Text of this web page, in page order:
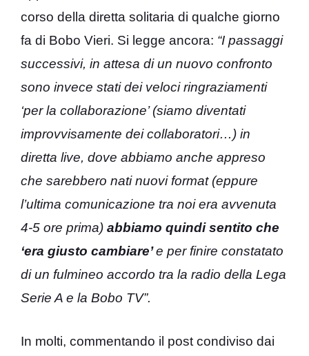
corso della diretta solitaria di qualche giorno
fa di Bobo Vieri. Si legge ancora: “I passaggi
successivi, in attesa di un nuovo confronto
sono invece stati dei veloci ringraziamenti
‘per la collaborazione’ (siamo diventati
improvvisamente dei collaboratori…) in
diretta live, dove abbiamo anche appreso
che sarebbero nati nuovi format (eppure
l’ultima comunicazione tra noi era avvenuta
4-5 ore prima) abbiamo quindi sentito che
‘era giusto cambiare’e per finire constatato
di un fulmineo accordo tra la radio della Lega
Serie A e la Bobo TV”.
In molti, commentando il post condiviso dai